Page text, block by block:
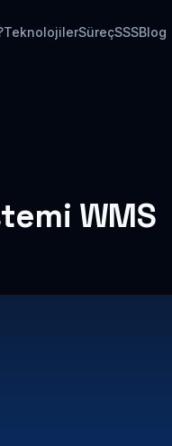
TeknolojilerSüreçSSSBlog
WMS